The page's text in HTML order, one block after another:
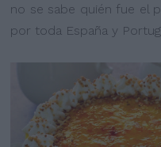
no se sabe quién fue el
por toda España y